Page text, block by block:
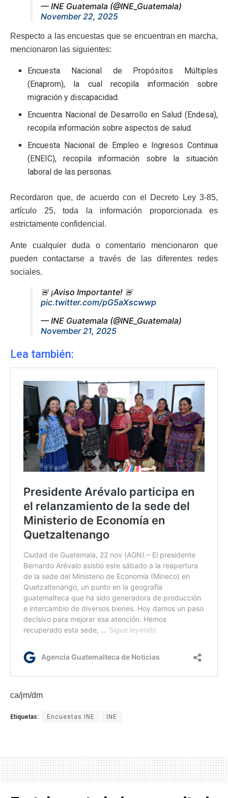
— INE Guatemala (@INE_Guatemala)
November 22, 2025
Respecto a las encuestas que se encuentran en marcha,
mencionaron las siguientes:
Encuesta Nacional de Propósitos Múltiples
(Enaprom), la cual recopila información sobre
migración y discapacidad.
Encuentra Nacional de Desarrollo en Salud (Endesa),
recopila información sobre aspectos de salud.
Encuesta Nacional de Empleo e Ingresos Continua
(ENEIC), recopila información sobre la situación
laboral de las personas.
Recordaron que, de acuerdo con el Decreto Ley 3-85,
artículo 25, toda la información proporcionada es
estrictamente confidencial.
Ante cualquier duda o comentario mencionaron que
pueden contactarse a través de las diferentes redes
sociales.
🚨 ¡Aviso Importante! 🚨
pic.twitter.com/pG5aXscwwp
— INE Guatemala (@INE_Guatemala)
November 21, 2025
Lea también:
ca/jm/dm
Etiquetas: Encuestas INE INE